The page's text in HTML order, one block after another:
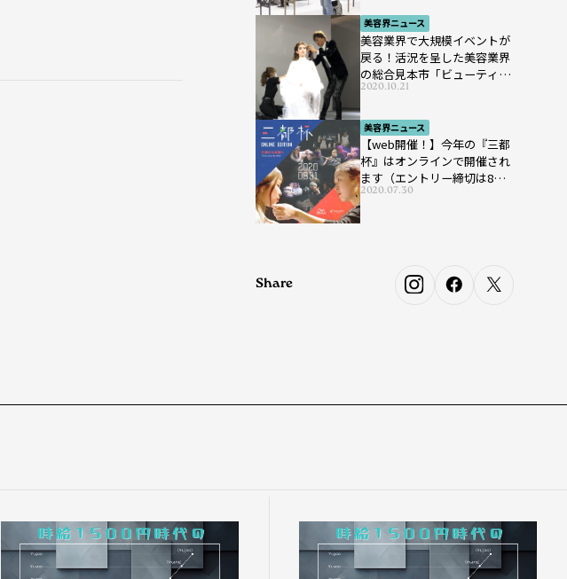
美容界ニュース
美容業界で大規模イベントが
戻る！活況を呈した美容業界
の総合見本市「ビューティー
ワールド ジャパン ウエス
ト」が開催
2020.10.21
美容界ニュース
【web開催！】今年の『三都
杯』はオンラインで開催され
ます（エントリー締切は8月7
日まで）
2020.07.30
Share